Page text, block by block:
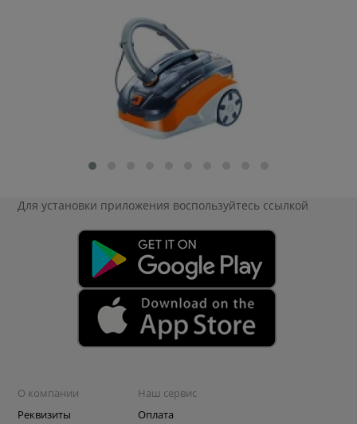
Для установки приложения воспользуйтесь ссылкой
О компании
Реквизиты
Наш сервис
Оплата